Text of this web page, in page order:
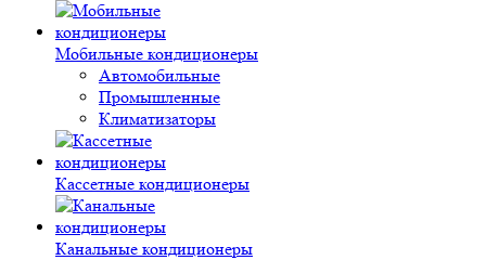
Мобильные кондиционеры
Автомобильные
Промышленные
Климатизаторы
Кассетные кондиционеры
Канальные кондиционеры